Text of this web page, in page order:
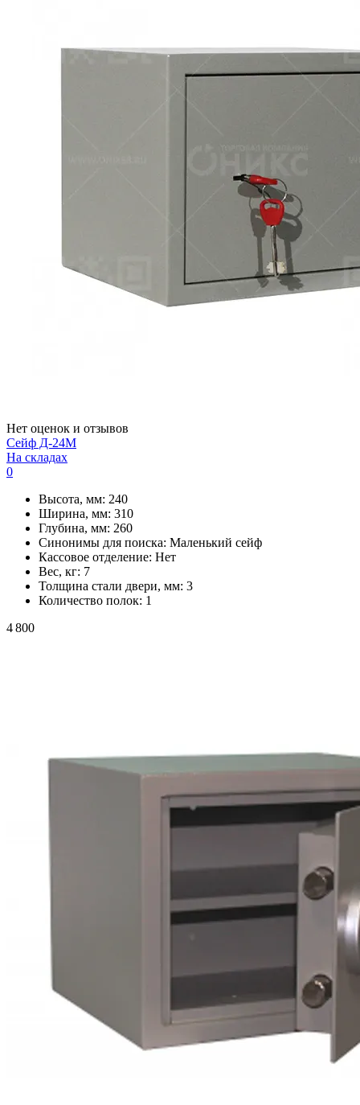
Нет оценок и отзывов
Сейф Д-24М
На складах
0
Высота, мм: 240
Ширина, мм: 310
Глубина, мм: 260
Синонимы для поиска: Маленький сейф
Кассовое отделение: Нет
Вес, кг: 7
Толщина стали двери, мм: 3
Количество полок: 1
4 800